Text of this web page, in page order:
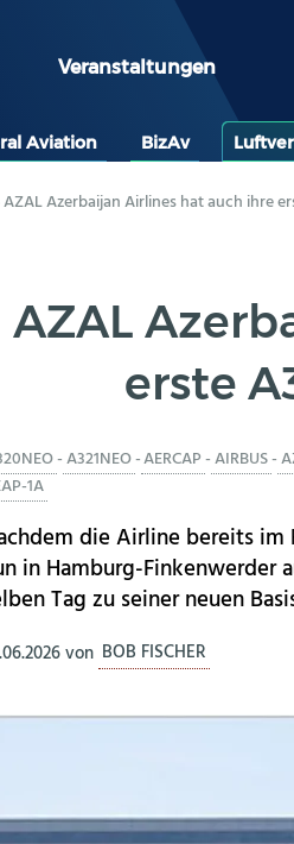
Veranstaltungen
Aviation BizAv
AZAL Azerbaijan Airlines hat auch ihre
AZAL
erste
-A321NEO-AERCAP-AIRBUS-
1A
die Airline bereits im
in Hamburg-Finkenwerder
Tag zu seiner neuen
von BOB FISCHER